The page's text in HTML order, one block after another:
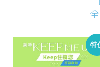
特